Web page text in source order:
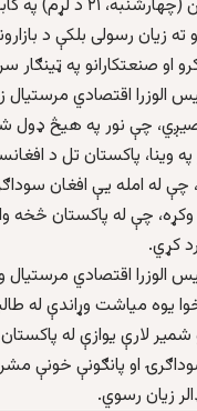
ښاغلي برادر
ته زیان رسولی بلکې د
او صنعتکارانو په ټینګار
الوزرا اقتصادي
چې نور په هیڅ ډول
په وینا، پاکستان تل د
له امله یې افغان
چې له پاکستان څخه
کړي.
الوزرا اقتصادي
یوه میاشت وړاندې له
لارې یوازې له
او پانګونې خونې
زیان رسوي.